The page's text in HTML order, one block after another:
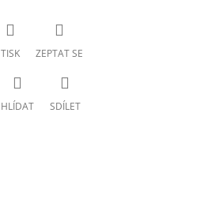
TISK ZEPTAT SE
HLÍDAT SDÍLET